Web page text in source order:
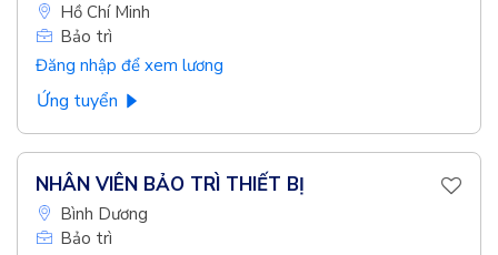
Hồ Chí Minh
Bảo trì
Đăng nhập để xem lương
Ứng tuyển
NHÂN VIÊN BẢO TRÌ THIẾT BỊ
Bình Dương
Bảo trì